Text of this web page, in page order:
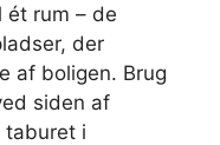
ét rum – de
der
af boligen. Brug
siden af
taburet i